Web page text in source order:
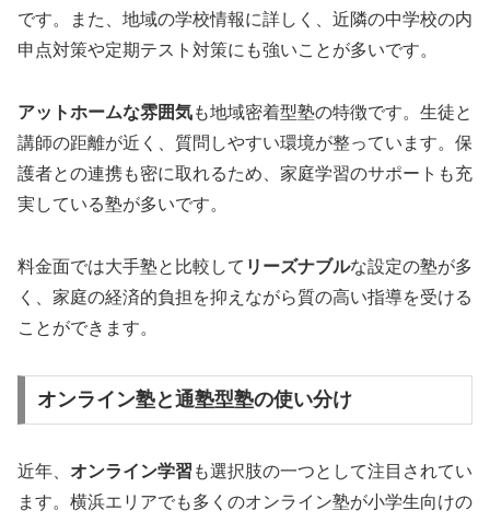
です。また、地域の学校情報に詳しく、近隣の中学校の内
申点対策や定期テスト対策にも強いことが多いです。
アットホームな雰囲気も地域密着型塾の特徴です。生徒と
講師の距離が近く、質問しやすい環境が整っています。保
護者との連携も密に取れるため、家庭学習のサポートも充
実している塾が多いです。
料金面では大手塾と比較して リーズナブルな設定の塾が多
く、家庭の経済的負担を抑えながら質の高い指導を受ける
ことができます。
オンライン塾と通塾型塾の使い分け
近年、 オンライン学習 も選択肢の一つとして注目されてい
ます。横浜エリアでも多くのオンライン塾が小学生向けの